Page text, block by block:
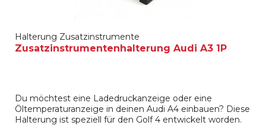
Halterung Zusatzinstrumente
Zusatzinstrumentenhalterung Audi A3 1P
Du möchtest eine Ladedruckanzeige oder eine
Öltemperaturanzeige in deinen Audi A4 einbauen? Diese
Halterung ist speziell für den Golf 4 entwickelt worden.